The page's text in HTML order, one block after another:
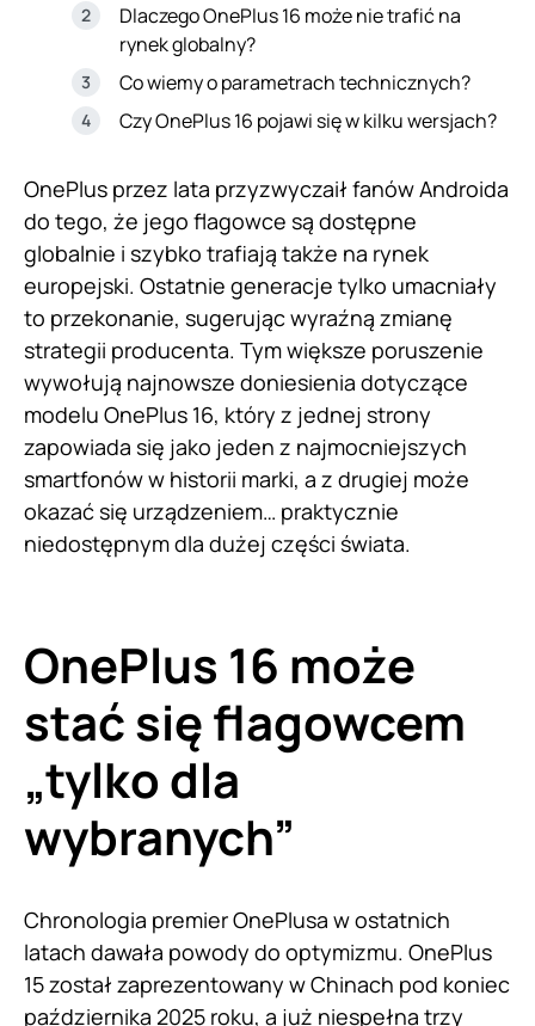
Dlaczego OnePlus 16 może nie trafić na
rynek globalny?
Co wiemy o parametrach technicznych?
Czy OnePlus 16 pojawi się w kilku wersjach?
OnePlus przez lata przyzwyczaił fanów Androida
do tego, że jego flagowce są dostępne
globalnie i szybko trafiają także na rynek
europejski. Ostatnie generacje tylko umacniały
to przekonanie, sugerując wyraźną zmianę
strategii producenta. Tym większe poruszenie
wywołują najnowsze doniesienia dotyczące
modelu OnePlus 16, który z jednej strony
zapowiada się jako jeden z najmocniejszych
smartfonów w historii marki, a z drugiej może
okazać się urządzeniem… praktycznie
niedostępnym dla dużej części świata.
OnePlus 16 może
stać się flagowcem
„tylko dla
wybranych”
Chronologia premier OnePlusa w ostatnich
latach dawała powody do optymizmu. OnePlus
15 został zaprezentowany w Chinach pod koniec
października 2025 roku, a już niespełna trzy